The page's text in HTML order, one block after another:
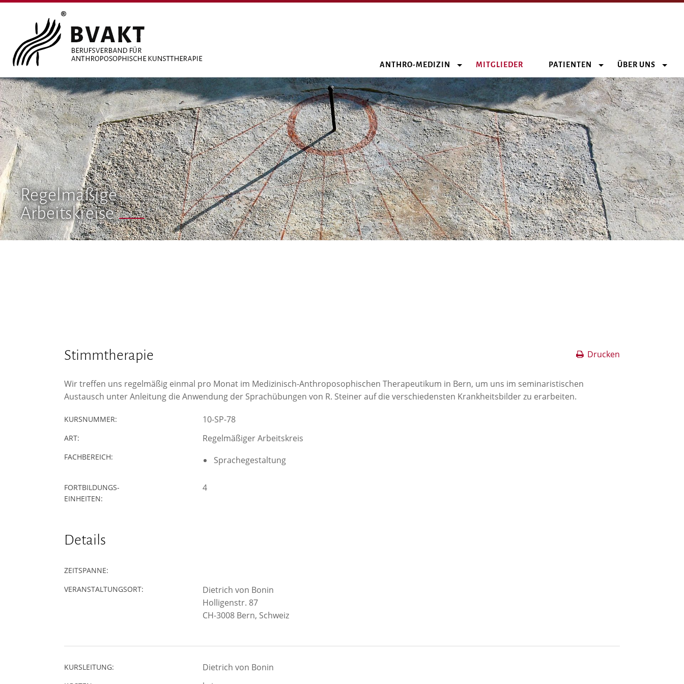
ANTHRO-MEDIZIN MITGLIEDER PATIENTEN ÜBER UNS
Regelmäßige
Arbeitskreise
Drucken
Stimmtherapie
Wir treffen uns regelmäßig einmal pro Monat im Medizinisch-Anthroposophischen Therapeutikum in Bern, um uns im seminaristischen
Austausch unter Anleitung die Anwendung der Sprachübungen von R. Steiner auf die verschiedensten Krankheitsbilder zu erarbeiten.
KURSNUMMER: 10-SP-78
ART: Regelmäßiger Arbeitskreis
FACHBEREICH: Sprachegestaltung
FORTBILDUNGS-
EINHEITEN:
4
Details
ZEITSPANNE:
VERANSTALTUNGSORT:
Dietrich von Bonin
Holligenstr. 87
CH-3008 Bern, Schweiz
KURSLEITUNG: Dietrich von Bonin